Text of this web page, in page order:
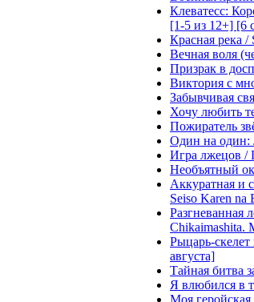
Клеватесс:
[1-5 из 12+] [6
Красная река
Вечная воля
Призрак в
Виктория с
Забывчивая
Хочу любить
Пожиратель
Один на один:
Игра лжецов /
Необъятный
Аккуратная и
Seiso Karen na
Разгневанная
Chikaimashita.
Рыцарь-
августа]
Тайная битва
Я влюбился в
Моя